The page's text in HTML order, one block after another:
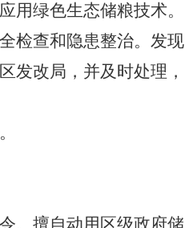
用绿色生态储粮技术。
检查和隐患整治。发现
发改局，并及时处理，
、擅自动用区级政府储